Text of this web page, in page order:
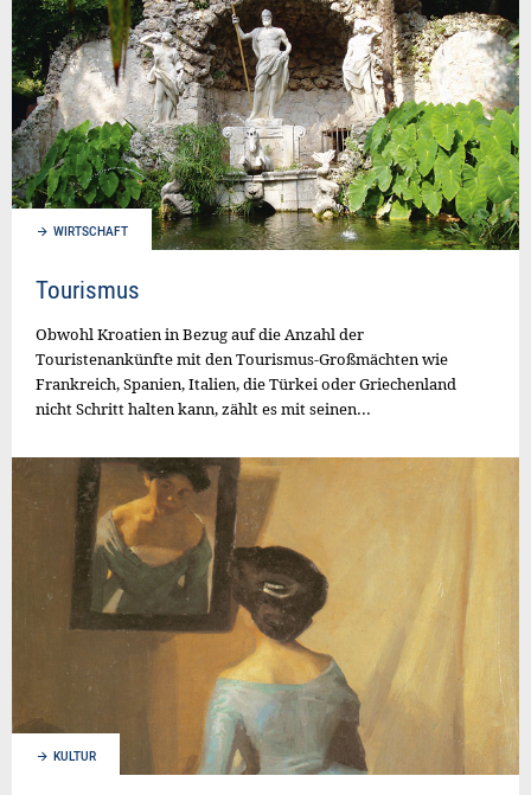
WIRTSCHAFT
Tourismus
Obwohl Kroatien in Bezug auf die Anzahl der
Touristenankünfte mit den Tourismus-Großmächten wie
Frankreich, Spanien, Italien, die Türkei oder Griechenland
nicht Schritt halten kann, zählt es mit seinen...
KULTUR